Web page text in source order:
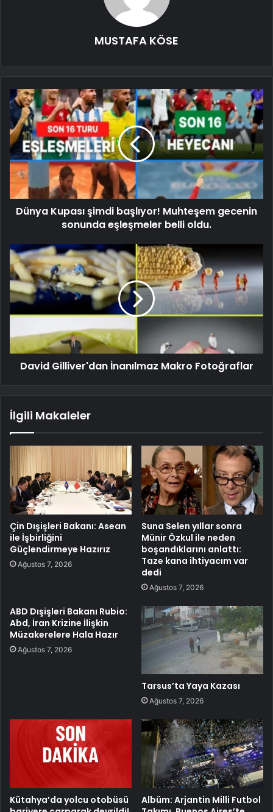
MUSTAFA KÖSE
Dünya Kupası şimdi başlıyor! Muhteşem gecenin
sonunda eşleşmeler belli oldu.
David Gilliver'dan İnanılmaz Makro Fotoğraflar
İlgili Makaleler
Çin Dışişleri Bakanı: Asean
ile İşbirliğini
Güçlendirmeye Hazırız
Ağustos 7, 2026
Suna Selen yıllar sonra
Münir Özkul ile neden
boşandıklarını anlattı:
Taze kana ihtiyacım var
dedi
Ağustos 7, 2026
ABD Dışişleri Bakanı Rubio:
Abd, İran Krizine İlişkin
Müzakerelere Hala Hazır
Ağustos 7, 2026
Tarsus’ta Yaya Kazası
Ağustos 7, 2026
Kütahya’da yolcu otobüsü
Albüm: Arjantin Milli Futbol